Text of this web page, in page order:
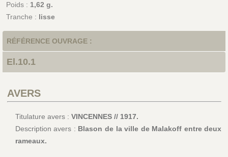
Poids : 1,62 g.
Tranche : lisse
RÉFÉRENCE OUVRAGE :
El.10.1
AVERS
Titulature avers : VINCENNES // 1917.
Description avers : Blason de la ville de Malakoff entre deux
rameaux.